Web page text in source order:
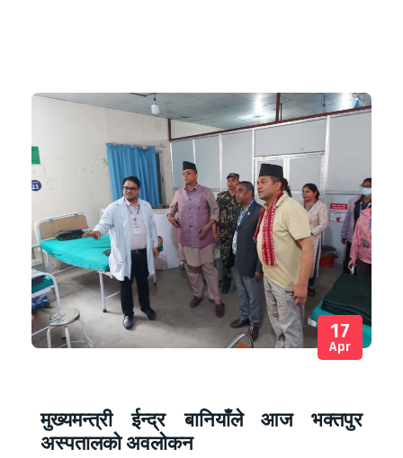
17
Apr
मुख्यमन्त्री ईन्द्र बानियाँले आज भक्तपुर
अस्पतालको अवलोकन